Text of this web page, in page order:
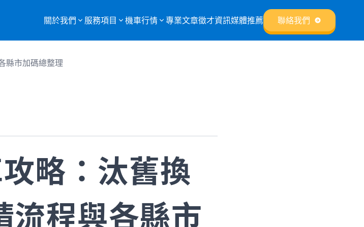
關於我們 服務項目
機車報廢
機車行情 專業文章徵才資訊媒體推薦 聯絡我們
縣市加碼總整理
略：汰舊換
流程與各縣市